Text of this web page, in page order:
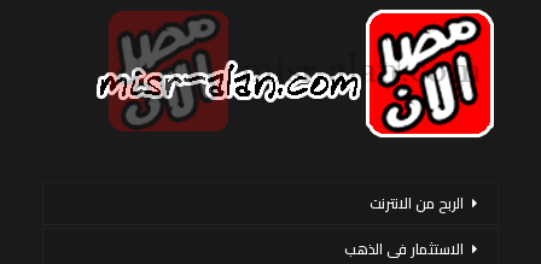
الربح من الانترنت
الاستثمار فى الذهب